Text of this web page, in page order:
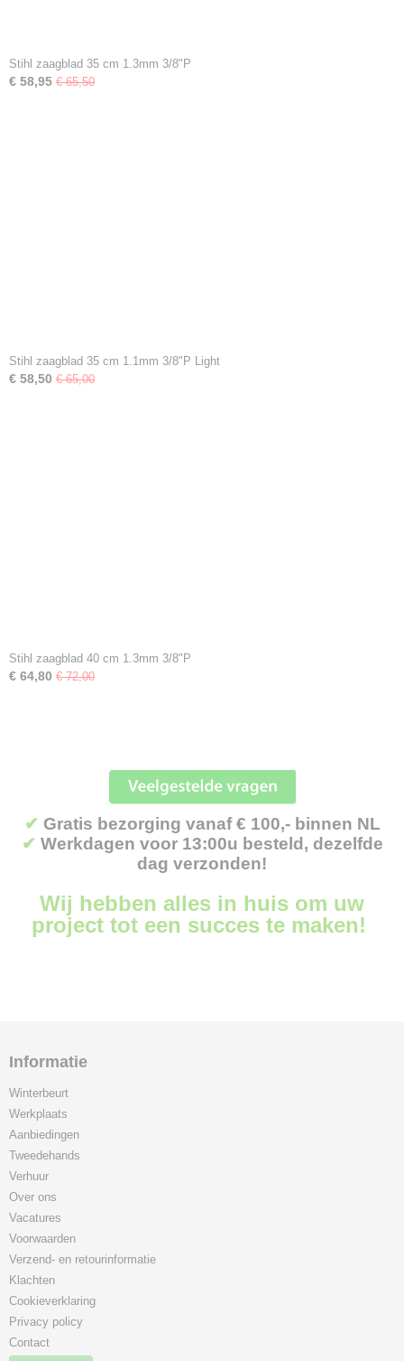
Stihl zaagblad 35 cm 1.3mm 3/8"P
€ 58,95 € 65,50
Stihl zaagblad 35 cm 1.1mm 3/8"P Light
€ 58,50 € 65,00
Stihl zaagblad 40 cm 1.3mm 3/8"P
€ 64,80 € 72,00
✔ Gratis bezorging vanaf € 100,- binnen NL
✔ Werkdagen voor 13:00u besteld, dezelfde
dag verzonden!
Wij hebben alles in huis om uw
project tot een succes te maken!
Informatie
Winterbeurt
Werkplaats
Aanbiedingen
Tweedehands
Verhuur
Over ons
Vacatures
Voorwaarden
Verzend- en retourinformatie
Klachten
Cookieverklaring
Privacy policy
Contact